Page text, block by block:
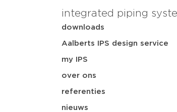
integrated piping
downloads
Aalberts IPS design service
my IPS
over ons
referenties
nieuws